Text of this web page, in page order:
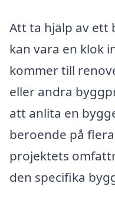
Att ta hjälp av ett
kan vara en klok
kommer till
eller andra
att anlita en
beroende på
projektets
den specifika